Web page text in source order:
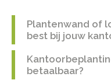
Plantenwand of
best bij jouw
betaalbaar?